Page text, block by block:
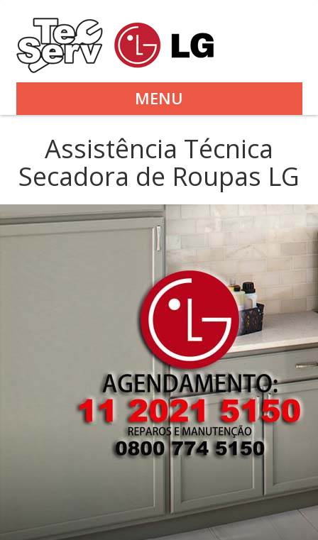
MENU
Assistência Técnica
Secadora de Roupas LG